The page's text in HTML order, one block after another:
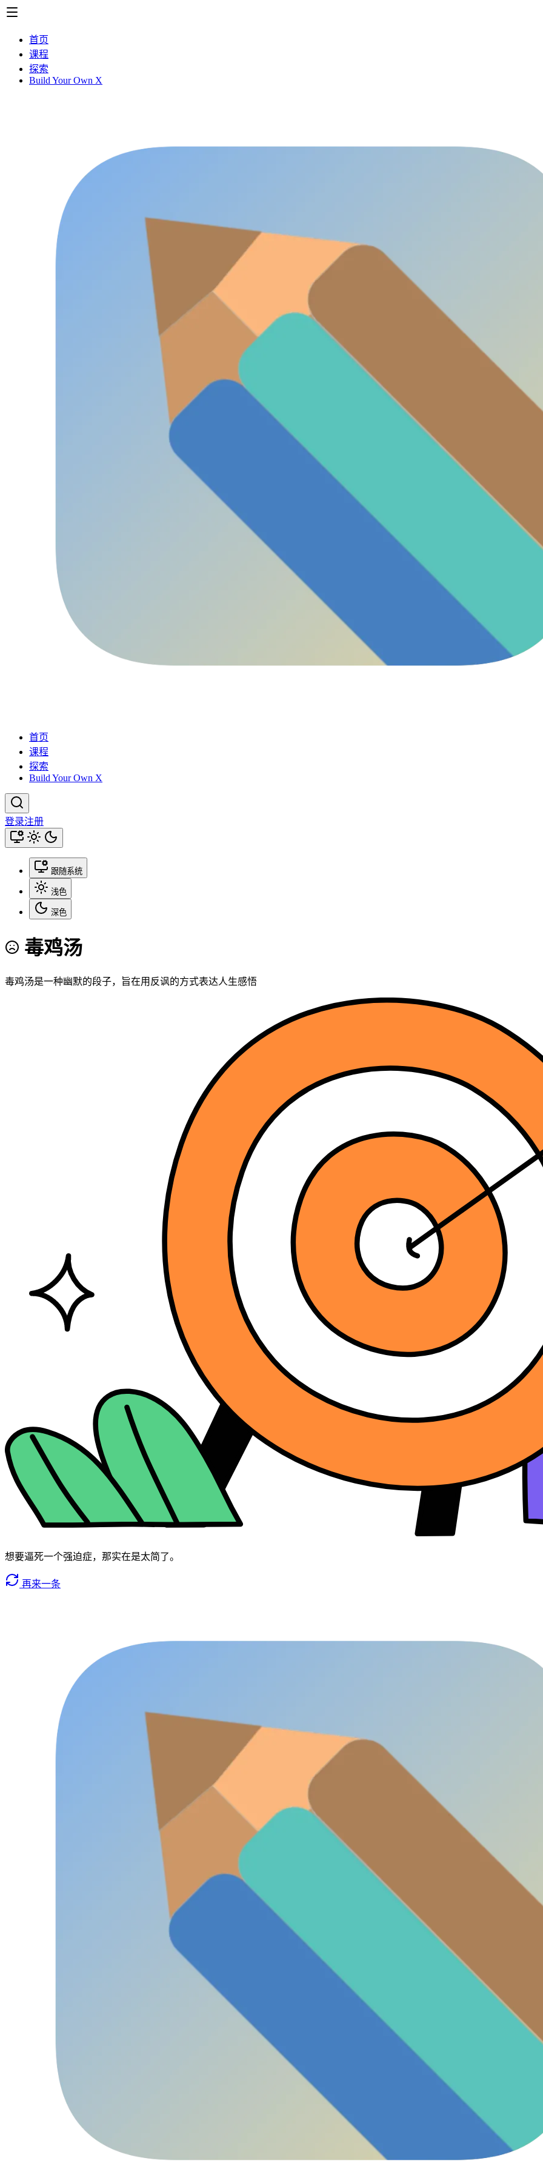
首页
课程
探索
Build Your Own X
首页
课程
探索
Build Your Own X
登录注册
跟随系统
浅色
深色
毒鸡汤
毒鸡汤是一种幽默的段子，旨在用反讽的方式表达人生感悟
想要逼死一个强迫症，那实在是太简了。
再来一条